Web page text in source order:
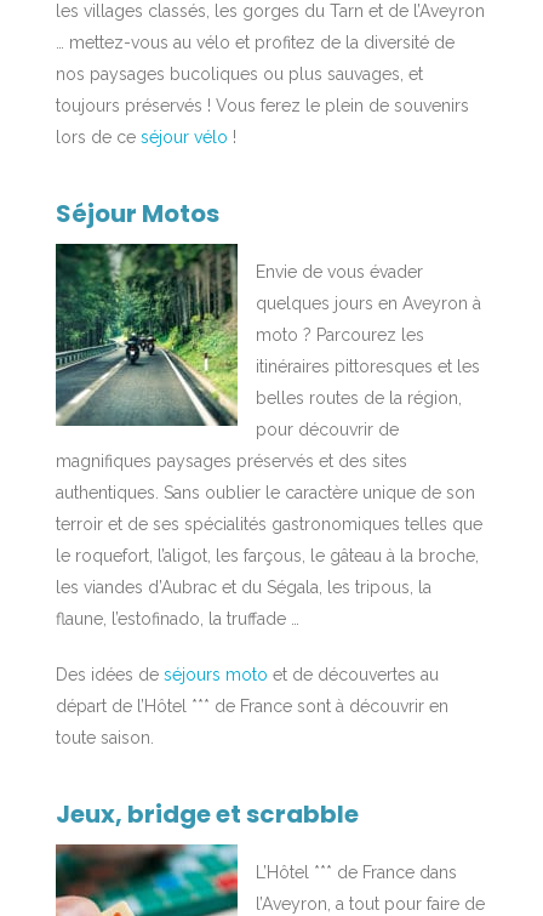
les villages classés, les gorges du Tarn et de l’Aveyron
… mettez-vous au vélo et profitez de la diversité de
nos paysages bucoliques ou plus sauvages, et
toujours préservés ! Vous ferez le plein de souvenirs
lors de ceséjour vélo !
Séjour Motos
Envie de vous évader
quelques jours en Aveyron à
moto ? Parcourez les
itinéraires pittoresques et les
belles routes de la région,
pour découvrir de
magnifiques paysages préservés et des sites
authentiques. Sans oublier le caractère unique de son
terroir et de ses spécialités gastronomiques telles que
le roquefort, l’aligot, les farçous, le gâteau à la broche,
les viandes d’Aubrac et du Ségala, les tripous, la
flaune, l’estofinado, la truffade …
Des idées deséjours moto et de découvertes au
départ de l’Hôtel *** de France sont à découvrir en
toute saison.
Jeux, bridge et scrabble
L’Hôtel *** de France dans
l’Aveyron, a tout pour faire de